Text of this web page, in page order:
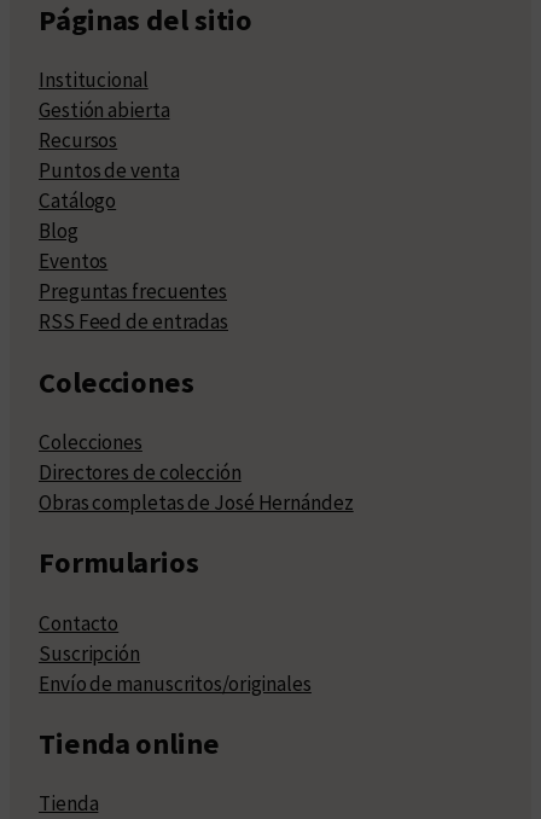
Páginas del sitio
Institucional
Gestión abierta
Recursos
Puntos de venta
Catálogo
Blog
Eventos
Preguntas frecuentes
RSS Feed de entradas
Colecciones
Colecciones
Directores de colección
Obras completas de José Hernández
Formularios
Contacto
Suscripción
Envío de manuscritos/originales
Tienda online
Tienda